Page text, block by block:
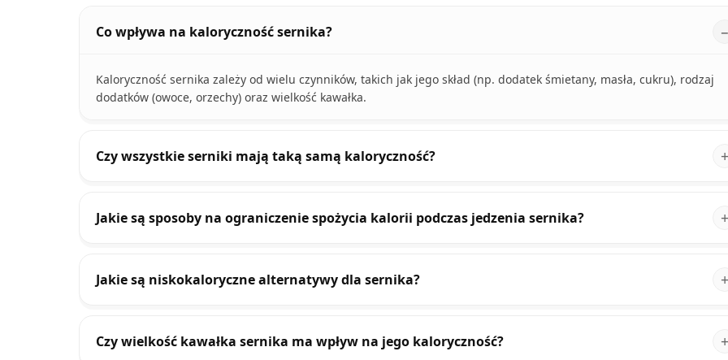
Co wpływa na kaloryczność sernika?
Kaloryczność sernika zależy od wielu czynników, takich jak jego skład (np. dodatek śmietany, masła, cukru), rodzaj
dodatków (owoce, orzechy) oraz wielkość kawałka.
Czy wszystkie serniki mają taką samą kaloryczność?
Jakie są sposoby na ograniczenie spożycia kalorii podczas jedzenia sernika?
Jakie są niskokaloryczne alternatywy dla sernika?
Czy wielkość kawałka sernika ma wpływ na jego kaloryczność?